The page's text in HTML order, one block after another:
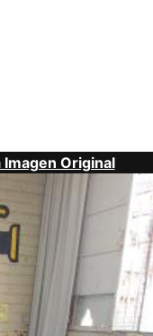
Imagen Original